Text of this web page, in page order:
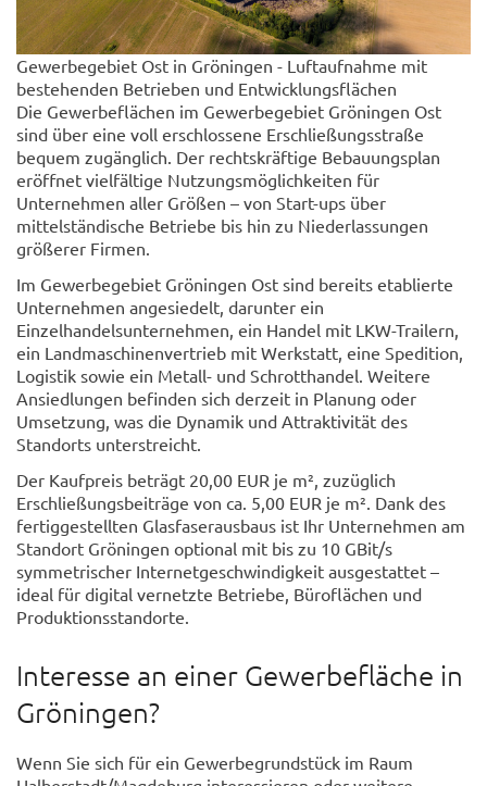
Gewerbegebiet Ost in Gröningen - Luftaufnahme mit
bestehenden Betrieben und Entwicklungsflächen
Die Gewerbeflächen im Gewerbegebiet Gröningen Ost
sind über eine voll erschlossene Erschließungsstraße
bequem zugänglich. Der rechtskräftige Bebauungsplan
eröffnet vielfältige Nutzungsmöglichkeiten für
Unternehmen aller Größen – von Start-ups über
mittelständische Betriebe bis hin zu Niederlassungen
größerer Firmen.
Im Gewerbegebiet Gröningen Ost sind bereits etablierte
Unternehmen angesiedelt, darunter ein
Einzelhandelsunternehmen, ein Handel mit LKW-Trailern,
ein Landmaschinenvertrieb mit Werkstatt, eine Spedition,
Logistik sowie ein Metall- und Schrotthandel. Weitere
Ansiedlungen befinden sich derzeit in Planung oder
Umsetzung, was die Dynamik und Attraktivität des
Standorts unterstreicht.
Der Kaufpreis beträgt 20,00 EUR je m², zuzüglich
Erschließungsbeiträge von ca. 5,00 EUR je m². Dank des
fertiggestellten Glasfaserausbaus ist Ihr Unternehmen am
Standort Gröningen optional mit bis zu 10 GBit/s
symmetrischer Internetgeschwindigkeit ausgestattet –
ideal für digital vernetzte Betriebe, Büroflächen und
Produktionsstandorte.
Interesse an einer Gewerbefläche in
Gröningen?
Wenn Sie sich für ein Gewerbegrundstück im Raum